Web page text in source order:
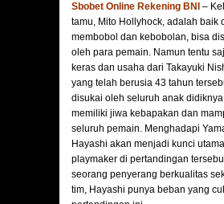
Sbobet Online Rekening BNI –
tamu, Mito Hollyhock, adalah baik
membobol dan kebobolan, bisa
oleh para pemain. Namun tentu
keras dan usaha dari Takayuki
yang telah berusia 43 tahun
disukai oleh seluruh anak
memiliki jiwa kebapakan dan
seluruh pemain. Menghadapi
Hayashi akan menjadi kunci
playmaker di pertandingan
seorang penyerang berkualitas
tim, Hayashi punya beban yang